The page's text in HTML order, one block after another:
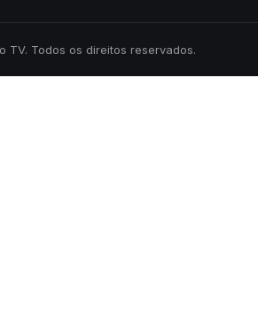
TV. Todos os direitos reservados.